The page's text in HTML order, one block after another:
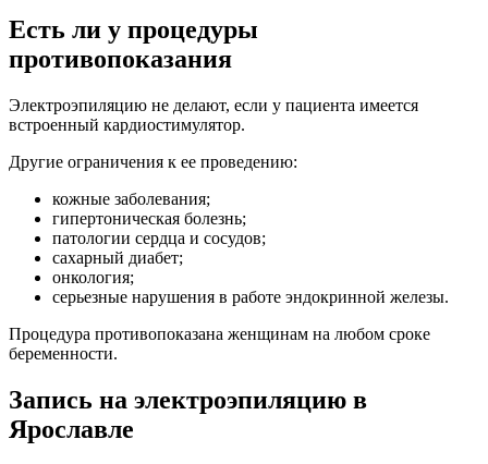
Есть ли у процедуры
противопоказания
Электроэпиляцию не делают, если у пациента имеется
встроенный кардиостимулятор.
Другие ограничения к ее проведению:
кожные заболевания;
гипертоническая болезнь;
патологии сердца и сосудов;
сахарный диабет;
онкология;
серьезные нарушения в работе эндокринной железы.
Процедура противопоказана женщинам на любом сроке
беременности.
Запись на электроэпиляцию в
Ярославле